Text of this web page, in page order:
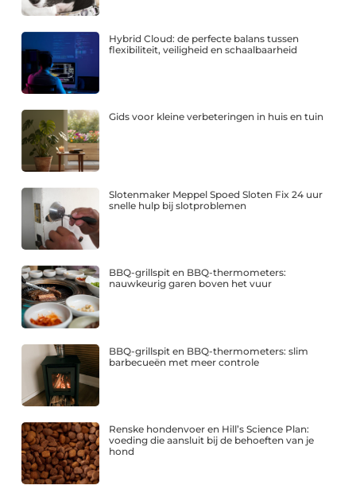
Hybrid Cloud: de perfecte balans tussen
flexibiliteit, veiligheid en schaalbaarheid
Gids voor kleine verbeteringen in huis en tuin
Slotenmaker Meppel Spoed Sloten Fix 24 uur
snelle hulp bij slotproblemen
BBQ-grillspit en BBQ-thermometers:
nauwkeurig garen boven het vuur
BBQ-grillspit en BBQ-thermometers: slim
barbecueën met meer controle
Renske hondenvoer en Hill’s Science Plan:
voeding die aansluit bij de behoeften van je
hond